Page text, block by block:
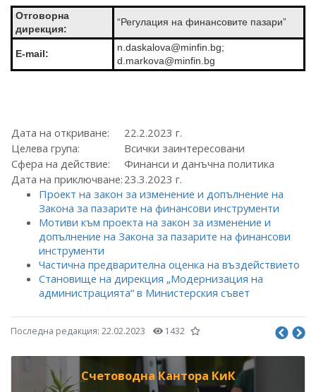
Отговорна
дирекция:
“Регулация на финансовите пазари”
E-mail:
n.daskalova@minfin.bg;
d.markova@minfin.bg
Дата на откриване:
22.2.2023 г.
Целева група:
Всички заинтересовани
Сфера на действие:
Финанси и данъчна политика
Дата на приключване: 23.3.2023 г.
Проект на закон за изменение и допълнение на
Закона за пазарите на финансови инструменти
Мотиви към проекта на закон за изменение и
допълнение на Закона за пазарите на финансови
инструменти
Частична предварителна оценка на въздействието
Становище на дирекция „Модернизация на
администрацията“ в Министерския съвет
Последна редакция: 22.02.2023 1432
Счетоводна Кантора КиК